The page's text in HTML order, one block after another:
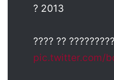
? 2013
???? ??
pic.twitter.com/